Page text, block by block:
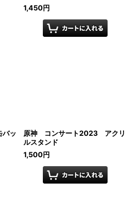
1,450円
ッ
原神 コンサート2023 アクリ
ルスタンド
1,500円